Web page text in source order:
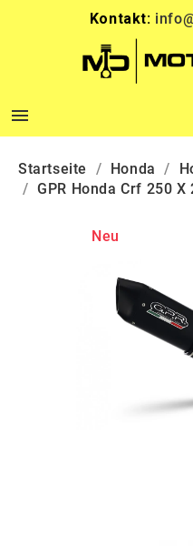
Kontakt:

Startseite Honda
GPR Honda Crf 250
Neu